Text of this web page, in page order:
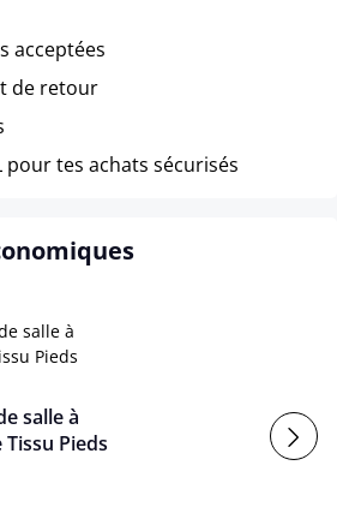
acceptées
de retour
pour tes achats sécurisés
salle à
Pieds